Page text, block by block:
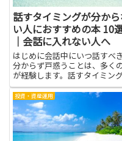
話すタイミングが分か
い人におすすめの本 10
｜会話に入れない人へ
はじめに会話中にいつ話すべ
分からず戸惑うことは、多く
が経験します。話すタイミン
意識して学べば、沈黙の扱い
相手の気持ちの読み取りが上
し、緊張や自己不信が和らぎま
す。本リストは実践的な事例
理学の知見、非言語コミュニ
ショ...
投資・資産運用